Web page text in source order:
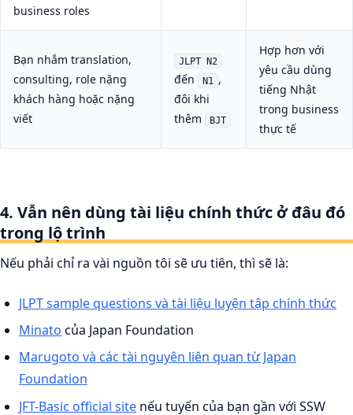
business roles
Bạn nhắm translation,
consulting, role nặng
khách hàng hoặc nặng
viết
JLPT N2
đến N1
,
đôi khi
thêm
BJT
Hợp hơn với
yêu cầu dùng
tiếng Nhật
trong business
thực tế
4. Vẫn nên dùng tài liệu chính thức ở đâu đó
trong lộ trình
Nếu phải chỉ ra vài nguồn tôi sẽ ưu tiên, thì sẽ là:
JLPT sample questions và tài liệu luyện tập chính thức
Minato của Japan Foundation
Marugoto và các tài nguyên liên quan từ Japan
Foundation
JFT-Basic official site nếu tuyến của bạn gần với SSW